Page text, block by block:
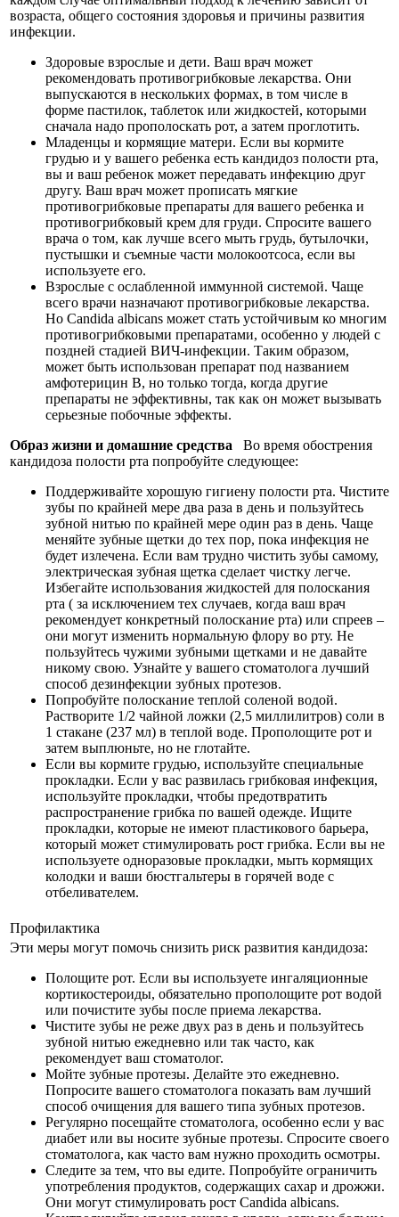
возраста, общего состояния здоровья и причины развития
инфекции.
Здоровые взрослые и дети. Ваш врач может
рекомендовать противогрибковые лекарства. Они
выпускаются в нескольких формах, в том числе в
форме пастилок, таблеток или жидкостей, которыми
сначала надо прополоскать рот, а затем проглотить.
Младенцы и кормящие матери. Если вы кормите
грудью и у вашего ребенка есть кандидоз полости рта,
вы и ваш ребенок может передавать инфекцию друг
другу. Ваш врач может прописать мягкие
противогрибковые препараты для вашего ребенка и
противогрибковый крем для груди. Спросите вашего
врача о том, как лучше всего мыть грудь, бутылочки,
пустышки и съемные части молокоотсоса, если вы
используете его.
Взрослые с ослабленной иммунной системой. Чаще
всего врачи назначают противогрибковые лекарства.
Но Candida albicans может стать устойчивым ко многим
противогрибковыми препаратами, особенно у людей с
поздней стадией ВИЧ-инфекции. Таким образом,
может быть использован препарат под названием
амфотерицин В, но только тогда, когда другие
препараты не эффективны, так как он может вызывать
серьезные побочные эффекты.
Образ жизни и домашние средства Во время обострения
кандидоза полости рта попробуйте следующее:
Поддерживайте хорошую гигиену полости рта. Чистите
зубы по крайней мере два раза в день и пользуйтесь
зубной нитью по крайней мере один раз в день. Чаще
меняйте зубные щетки до тех пор, пока инфекция не
будет излечена. Если вам трудно чистить зубы самому,
электрическая зубная щетка сделает чистку легче.
Избегайте использования жидкостей для полоскания
рта ( за исключением тех случаев, когда ваш врач
рекомендует конкретный полоскание рта) или спреев –
они могут изменить нормальную флору во рту. Не
пользуйтесь чужими зубными щетками и не давайте
никому свою. Узнайте у вашего стоматолога лучший
способ дезинфекции зубных протезов.
Попробуйте полоскание теплой соленой водой.
Растворите 1/2 чайной ложки (2,5 миллилитров) соли в
1 стакане (237 мл) в теплой воде. Прополощите рот и
затем выплюньте, но не глотайте.
Если вы кормите грудью, используйте специальные
прокладки. Если у вас развилась грибковая инфекция,
используйте прокладки, чтобы предотвратить
распространение грибка по вашей одежде. Ищите
прокладки, которые не имеют пластикового барьера,
который может стимулировать рост грибка. Если вы не
используете одноразовые прокладки, мыть кормящих
колодки и ваши бюстгальтеры в горячей воде с
отбеливателем.
Профилактика
Эти меры могут помочь снизить риск развития кандидоза:
Полощите рот. Если вы используете ингаляционные
кортикостероиды, обязательно прополощите рот водой
или почистите зубы после приема лекарства.
Чистите зубы не реже двух раз в день и пользуйтесь
зубной нитью ежедневно или так часто, как
рекомендует ваш стоматолог.
Мойте зубные протезы. Делайте это ежедневно.
Попросите вашего стоматолога показать вам лучший
способ очищения для вашего типа зубных протезов.
Регулярно посещайте стоматолога, особенно если у вас
диабет или вы носите зубные протезы. Спросите своего
стоматолога, как часто вам нужно проходить осмотры.
Следите за тем, что вы едите. Попробуйте ограничить
употребления продуктов, содержащих сахар и дрожжи.
Они могут стимулировать рост Candida albicans.